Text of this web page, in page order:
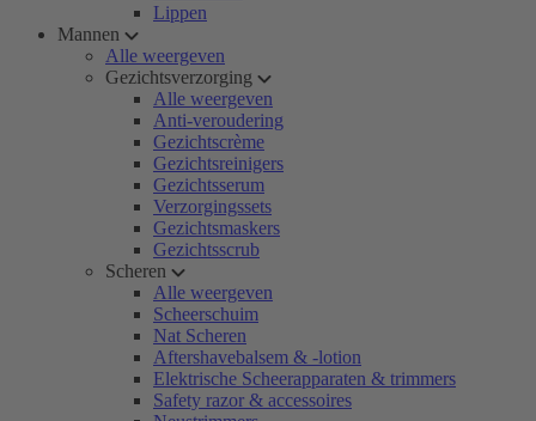
Lippen
Mannen
Alle weergeven
Gezichtsverzorging
Alle weergeven
Anti-veroudering
Gezichtscrème
Gezichtsreinigers
Gezichtsserum
Verzorgingssets
Gezichtsmaskers
Gezichtsscrub
Scheren
Alle weergeven
Scheerschuim
Nat Scheren
Aftershavebalsem & -lotion
Elektrische Scheerapparaten & trimmers
Safety razor & accessoires